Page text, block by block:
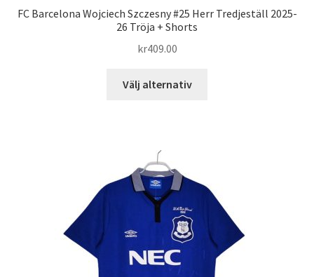
FC Barcelona Wojciech Szczesny #25 Herr Tredjeställ 2025-
26 Tröja + Shorts
kr409.00
Välj alternativ
olika
alternativen
kan
väljas
på